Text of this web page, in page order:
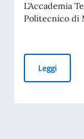
L’Accademia
Politecnico di
Leggi